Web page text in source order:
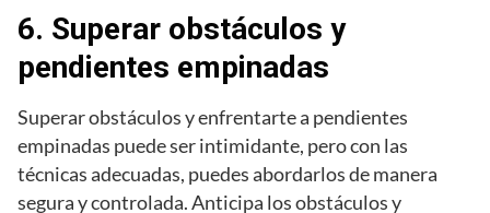
6. Superar obstáculos y
pendientes empinadas
Superar obstáculos y enfrentarte a pendientes
empinadas puede ser intimidante, pero con las
técnicas adecuadas, puedes abordarlos de manera
segura y controlada. Anticipa los obstáculos y